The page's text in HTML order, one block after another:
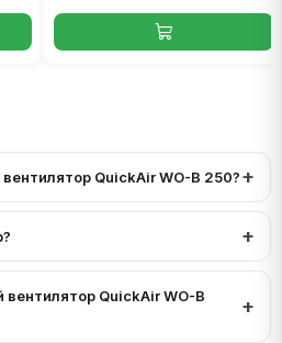
QuickAir WO-B 250?
QuickAir WO-B